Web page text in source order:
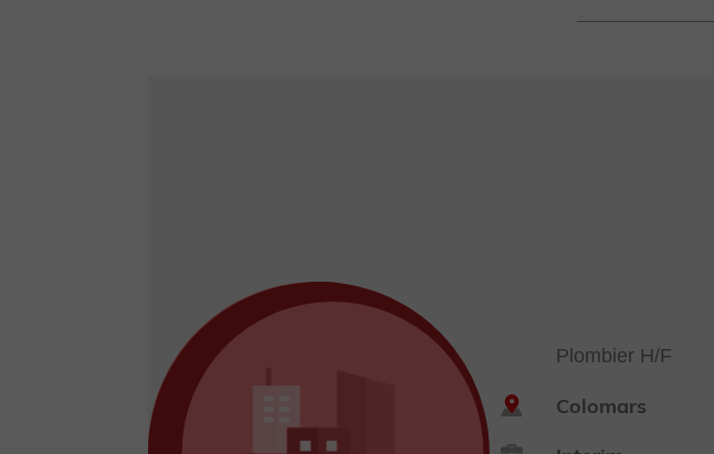
Plombier H/F
Colomars